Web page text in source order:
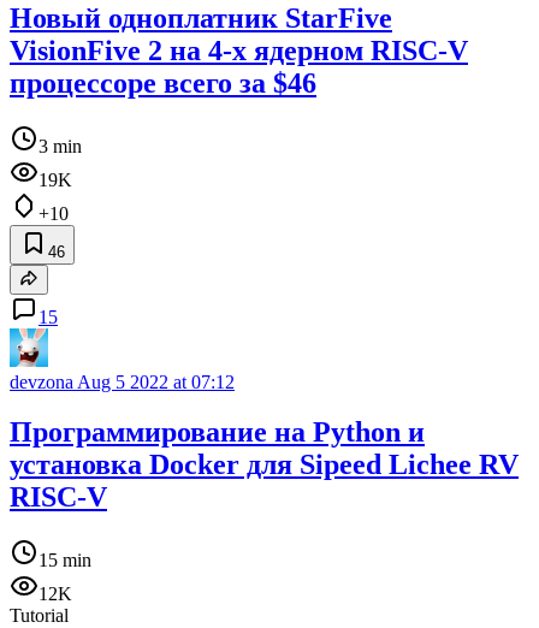
Новый одноплатник StarFive
VisionFive 2 на 4-х ядерном RISC-V
процессоре всего за $46
3 min
19K
+10
46
15
devzona Aug 5 2022 at 07:12
Программирование на Python и
установка Docker для Sipeed Lichee RV
RISC-V
15 min
12K
Tutorial